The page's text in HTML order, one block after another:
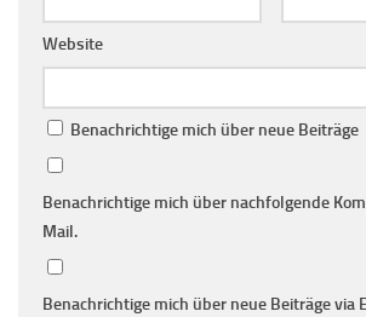
Website
Benachrichtige mich über neue Beiträge
Benachrichtige mich über nachfolgende
Mail.
Benachrichtige mich über neue Beiträge via